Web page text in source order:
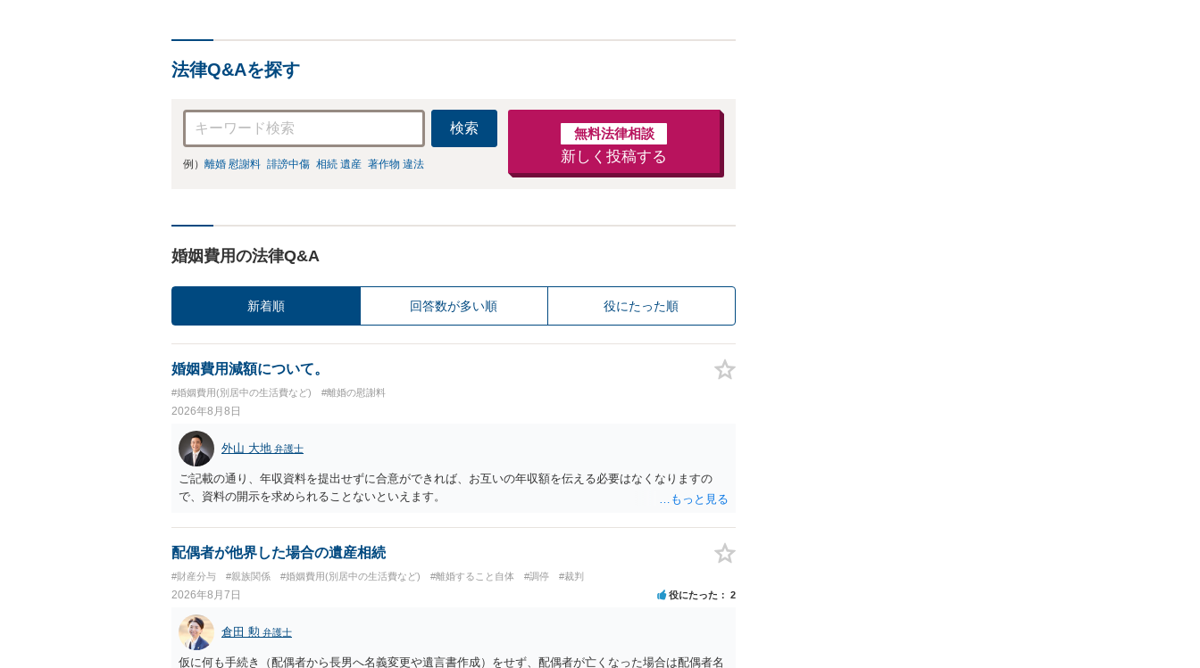
法律Q&Aを探す
検索
例） 離婚 慰謝料 誹謗中傷 相続 遺産 著作物 違法
無料法律相談
新しく投稿する
婚姻費用の法律Q&A
新着順 回答数が多い順 役にたった順
婚姻費用減額について。
#婚姻費用(別居中の生活費など) #離婚の慰謝料
2026年8月8日
外山 大地 弁護士
ご記載の通り、年収資料を提出せずに合意ができれば、お互いの年収額を伝える必要はなくなりますの
で、資料の開示を求められることないといえます。
配偶者が他界した場合の遺産相続
#財産分与 #親族関係 #婚姻費用(別居中の生活費など) #離婚すること自体 #調停 #裁判
2026年8月7日 役にたった 2
倉田 勲 弁護士
仮に何も手続き（配偶者から長男へ名義変更や遺言書作成）をせず、配偶者が亡くなった場合は配偶者名